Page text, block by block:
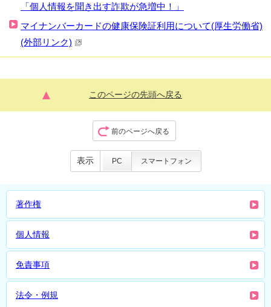
「個人情報を聞き出す詐欺が急増中！」
マイナンバーカードの健康保険証利用について(厚生労働省)
(外部リンク)
このページの先頭へ戻る
前のページへ戻る
表示 PC スマートフォン
著作権
個人情報
免責事項
法令・例規